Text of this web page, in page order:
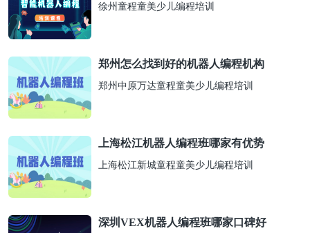
徐州童程童美少儿编程培训
郑州怎么找到好的机器人编程机构
郑州中原万达童程童美少儿编程培训
上海松江机器人编程班哪家有优势
上海松江新城童程童美少儿编程培训
深圳VEX机器人编程班哪家口碑好